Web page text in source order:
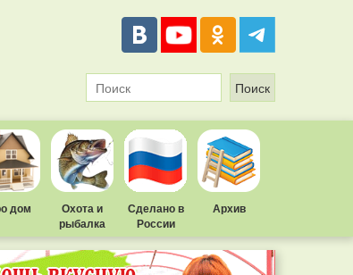
дом
Охота и
рыбалка
Сделано в
России
Архив